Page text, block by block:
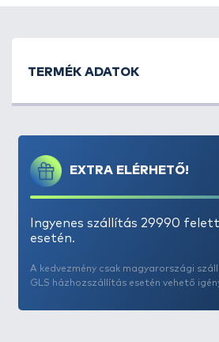
EXTRA ELÉRHETŐ!
Ingyenes szállítás 29990
esetén.
A kedvezmény csak magyarországi
GLS házhozszállítás esetén vehető
TERMÉK ADATOK